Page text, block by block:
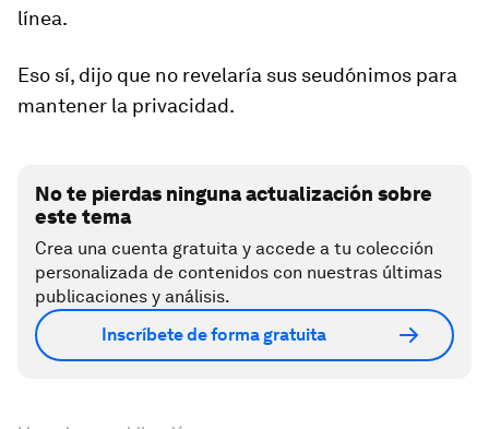
línea.
Eso sí, dijo que no revelaría sus seudónimos para
mantener la privacidad.
No te pierdas ninguna actualización sobre
este tema
Crea una cuenta gratuita y accede a tu colección
personalizada de contenidos con nuestras últimas
publicaciones y análisis.
Inscríbete de forma gratuita